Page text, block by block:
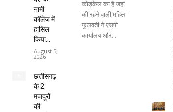
नामी
कॉलेज में
हासिल
किया...
August 5,
2026
छत्तीसगढ़
के 2
मजदूरों
की
कोड़केल का है जहां
की रहने वाली महिला
फूलवती ने एसपी
कार्यालय और...